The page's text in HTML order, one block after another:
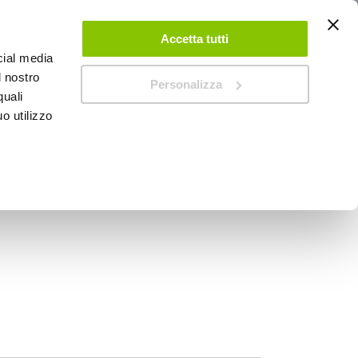
media
nostro
utilizzo
Accetta tutti
Personalizza
ACCEDI CREA UN ACCOUNT CONTATTACI